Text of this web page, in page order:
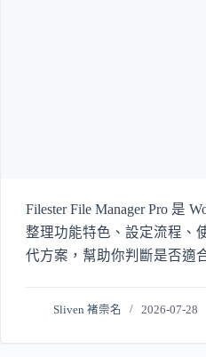
Filester File Manager Pro 是
整理功能特色、設定流程、
代方案，幫助你判斷是否適
Sliven 褚崇名 2026-07-28